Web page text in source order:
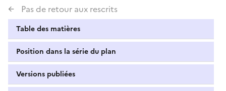
Pas de retour aux rescrits
Table des matières
Position dans la série du plan
Versions publiées